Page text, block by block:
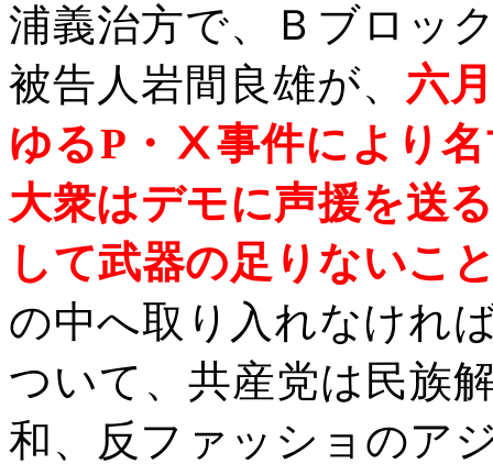
浦義治方で、Ｂブロッ
被告人岩間良雄が、 六
ゆるP ・Ⅹ事件により
大衆はデモに声援を送
して武器の足りないこ
の中へ取り入れなけれ
ついて、共産党は民族
和、反ファッショのア